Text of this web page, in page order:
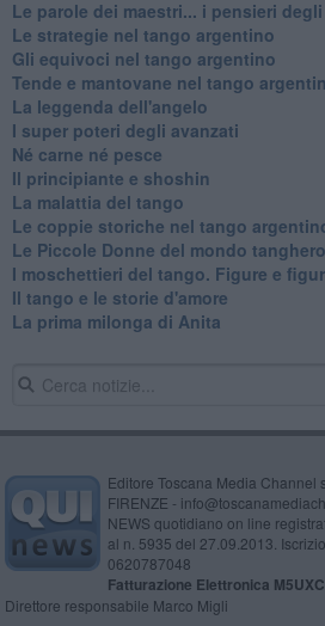
Le parole dei maestri... i pensieri
Le strategie nel tango argentino
Gli equivoci nel tango argentino
Tende e mantovane nel tango
La leggenda dell'angelo
I super poteri degli avanzati
​Né carne né pesce
Il principiante e shoshin
La malattia del tango
Le coppie storiche nel tango
​Le Piccole Donne del mondo tanghero
I moschettieri del tango. Figure e
Il tango e le storie d'amore
​La prima milonga di Anita
Editore Toscana Media Channel
FIRENZE -
NEWS quotidiano on line
al n. 5935 del 27.09.2013.
0620787048
Fatturazione Elettronica
Direttore responsabile Marco Migli